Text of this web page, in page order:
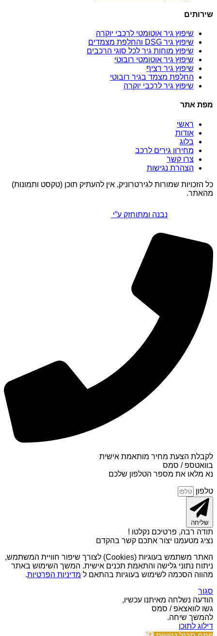
שירותים
שיפוץ גיר אוטומטי לרכבי יוקרה
שיפוץ גיר DSG והחלפת מצמדים
שיפוץ מוחות גיר לכל סוגי הרכבים
שיפוץ גיר אוטומטי רובוטי
שיפוץ גיר רציף
החלפת מצמד בגיר רובוטי
שיפוץ גיר לרכבי יוקרה
מפת אתר
ראשי
אודות
בלוג
מחירון גירים לרכב
צרו קשר
הצהרת נגישות
כל הזכויות שמורות לגירטרוניק, אין להעתיק תוכן (טקסט ותמונות)
מהאתר.
נבנה ומתוחזק ע”י
לקבלת הצעת מחיר מותאמת אישית
בוואטספ / סמס
נא מלאו את מספר הטלפון שלכם
טלפון
שליחה
תודה רבה, פרטיכם נקלטו !
נציג מטעמנו יצור אתכם קשר בהקדם
האתר משתמש בעוגיות (Cookies) לצורך שיפור חוויית המשתמש,
ניתוח נתוני גלישה והתאמת תכנים אישית. המשך השימוש באתר
מהווה הסכמה לשימוש בעוגיות בהתאם ל מדיניות הפרטיות.
סגור
הודעה נשלחה מאיתנו עכשיו,
גשו לוואצאפ / סמס
להמשך שיחה.
דילוג לתוכן